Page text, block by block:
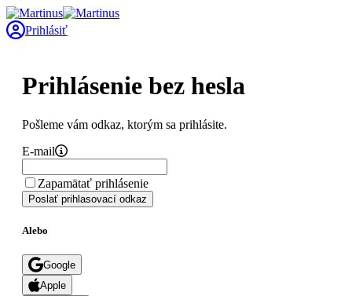
Prihlásiť
Prihlásenie bez hesla
Pošleme vám odkaz, ktorým sa prihlásite.
E-mail
Zapamätať prihlásenie
Poslať prihlasovací odkaz
Alebo
Google
Apple